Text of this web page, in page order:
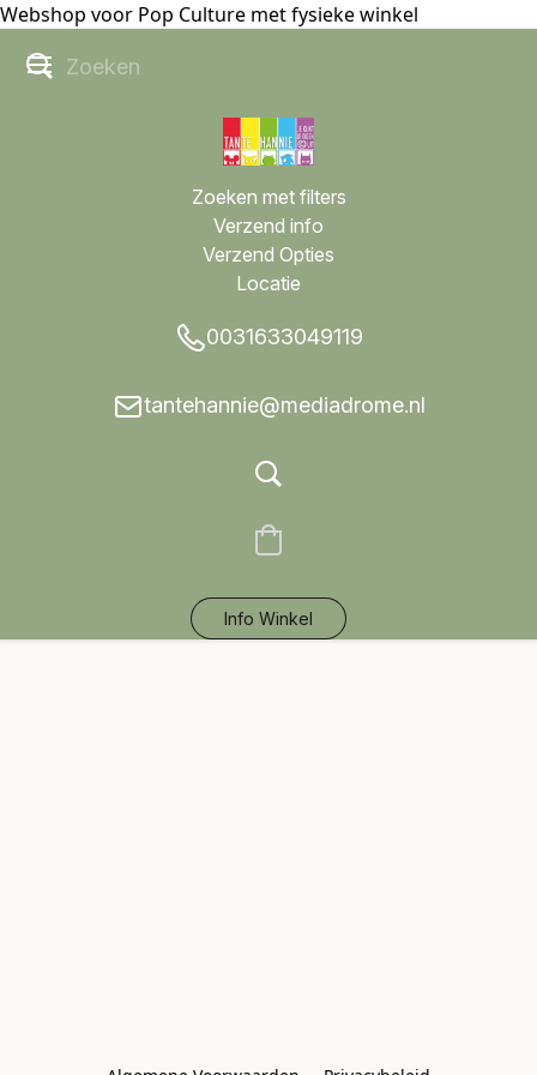
Webshop voor Pop Culture met fysieke winkel
Zoeken met filters
Verzend info
Verzend Opties
Locatie
0031633049119
tantehannie@mediadrome.nl
Info Winkel